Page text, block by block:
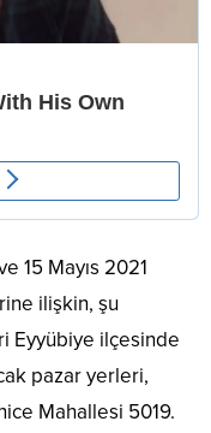
15 Mayıs 2021
ilişkin, şu
Eyyübiye ilçesinde
pazar yerleri,
Mahallesi 5019.